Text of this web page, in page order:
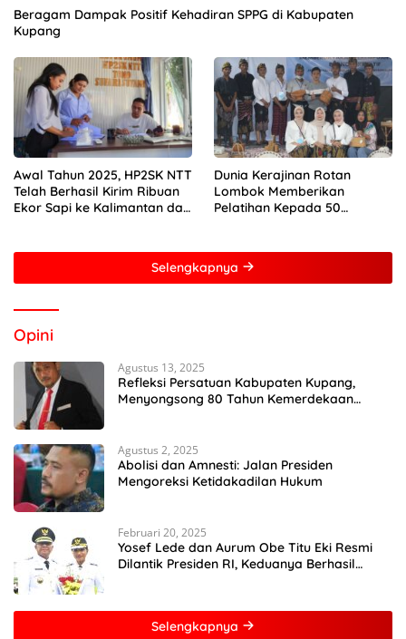
Beragam Dampak Positif Kehadiran SPPG di Kabupaten
Kupang
Awal Tahun 2025, HP2SK NTT
Telah Berhasil Kirim Ribuan
Ekor Sapi ke Kalimantan dan
Dunia Kerajinan Rotan
Lombok Memberikan
Pelatihan Kepada 50
Young Frenuer 2024
Selengkapnya
Opini
Agustus 13, 2025
Refleksi Persatuan Kabupaten Kupang,
Menyongsong 80 Tahun Kemerdekaan
Agustus 2, 2025
Abolisi dan Amnesti: Jalan Presiden
Mengoreksi Ketidakadilan Hukum
Februari 20, 2025
Yosef Lede dan Aurum Obe Titu Eki Resmi
Dilantik Presiden RI, Keduanya Berhasil
Selengkapnya